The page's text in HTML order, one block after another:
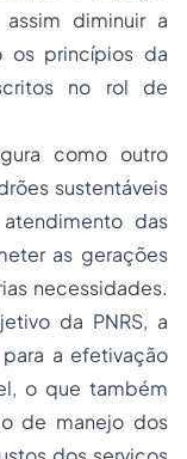
diminuir a
os princípios da
no rol de
como outro
sustentáveis
das
as gerações
necessidades.
da PNRS, a
a efetivação
o que também
de manejo dos